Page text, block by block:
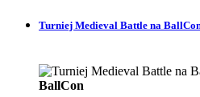
Turniej Medieval Battle na
BallCon